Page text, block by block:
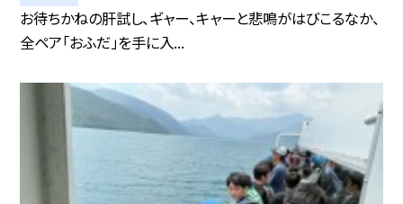
お待ちかねの肝試し、ギャー、キャーと悲鳴がはびこるなか、
全ペア「おふだ」を手に入...